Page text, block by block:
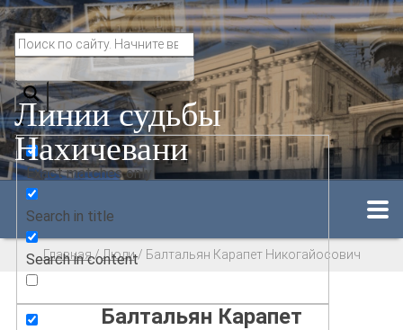
Линии судьбы
Нахичевани
Exact matches only
Search in title
Search in content
Главная/Люди/ Балтальян Карапет Никогайосович
Балтальян Карапет